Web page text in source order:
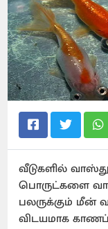
வீடுகளில்
பொருட்களை
பலருக்கும் மீன்
விடயமாக